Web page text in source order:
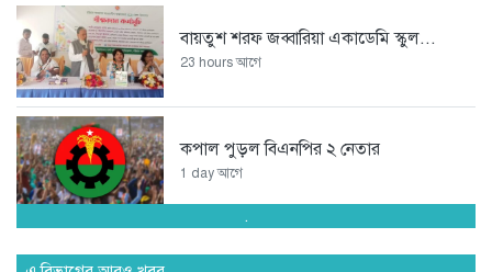
বায়তুশ শরফ জব্বারিয়া একাডেমি স্কুল...
23 hours আগে
কপাল পুড়ল বিএনপির ২ নেতার
1 day আগে
চিকিৎসায় গাঁজার ব্যবহার বৈধ
.